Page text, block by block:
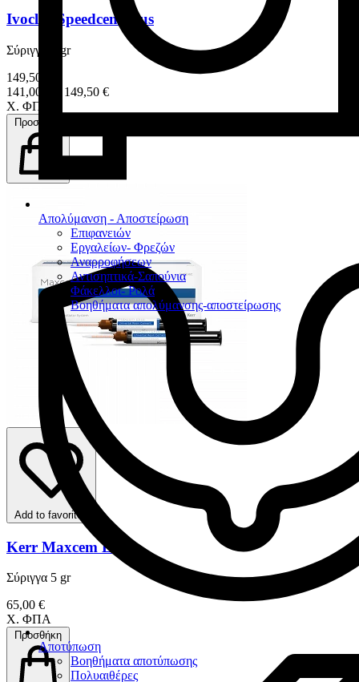
Απολύμανση - Αποστείρωση
Επιφανειών
Εργαλείων- Φρεζών
Αναρροφήσεων
Αντισηπτικά-Σαπούνια
Φάκελλοι- Ρολά
Βοηθήματα απολύμανσης-αποστείρωσης
Αποτύπωση
Βοηθήματα αποτύπωσης
Πολυαιθέρες
Ivoclar Speedcem Plus
Σύριγγα 9 gr
149,50 €
141,00 € – 149,50 €
Χ. ΦΠΑ
Προσθήκη
Add to favorites
Kerr Maxcem Elite
Σύριγγα 5 gr
65,00 €
Χ. ΦΠΑ
Προσθήκη